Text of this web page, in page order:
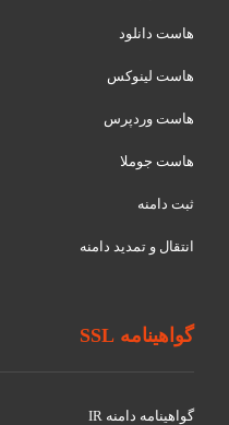
هاست دانلود
هاست لینوکس
هاست وردپرس
هاست جوملا
ثبت دامنه
انتقال و تمدید دامنه
گواهینامه SSL
گواهينامه دامنه IR